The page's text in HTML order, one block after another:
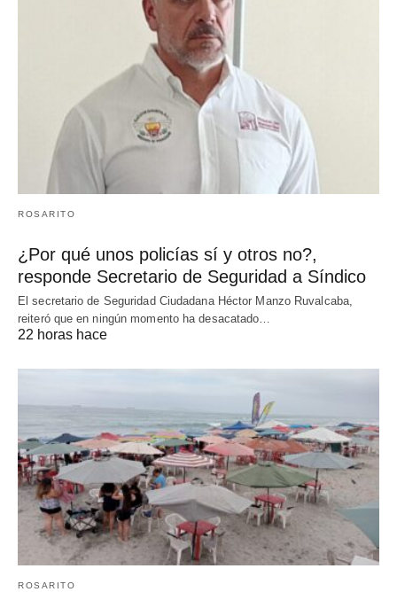
ROSARITO
¿Por qué unos policías sí y otros no?,
responde Secretario de Seguridad a Síndico
El secretario de Seguridad Ciudadana Héctor Manzo Ruvalcaba,
reiteró que en ningún momento ha desacatado…
22 horas hace
ROSARITO